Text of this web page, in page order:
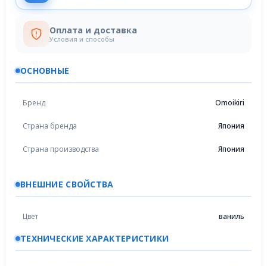
Оплата и доставка
Условия и способы
ОСНОВНЫЕ
Бренд Omoikiri
Страна бренда Япония
Страна производства Япония
ВНЕШНИЕ СВОЙСТВА
Цвет ваниль
ТЕХНИЧЕСКИЕ ХАРАКТЕРИСТИКИ